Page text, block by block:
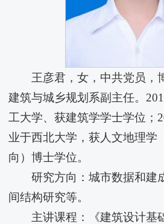
王彦君，女，中共党员，
建筑与城乡规划系副主任。
工大学、获建筑学学士学位；
业于西北大学，获人文地理学
向）博士学位。
研究方向：城市数据和建
间结构研究等。
主讲课程：《建筑设计基